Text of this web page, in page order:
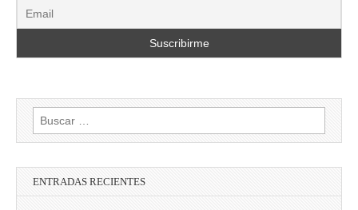
Buscar:
ENTRADAS RECIENTES